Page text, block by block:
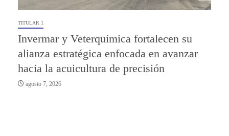
TITULAR 1
Invermar y Veterquímica fortalecen su
alianza estratégica enfocada en avanzar
hacia la acuicultura de precisión
agosto 7, 2026